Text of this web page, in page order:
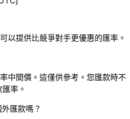
以提供比競爭對手更優惠的匯率。
中間價。這僅供參考。您匯款時不
率。
匯款嗎？